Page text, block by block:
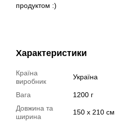
продуктом :)
Характеристики
Країна
виробник
Україна
Вага
1200 г
Довжина та
ширина
150 х 210 см